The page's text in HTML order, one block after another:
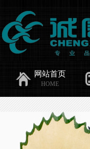
网站首页
HOME